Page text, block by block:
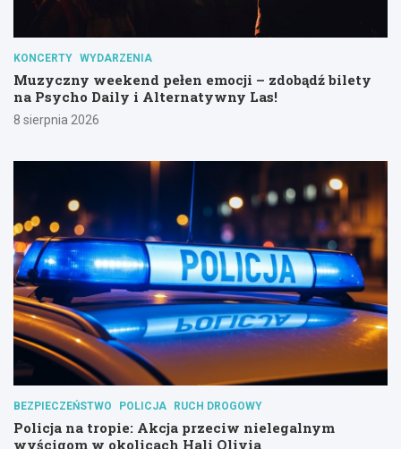
KONCERTY WYDARZENIA
Muzyczny weekend pełen emocji – zdobądź bilety
na Psycho Daily i Alternatywny Las!
8 sierpnia 2026
BEZPIECZEŃSTWO POLICJA RUCH DROGOWY
Policja na tropie: Akcja przeciw nielegalnym
wyścigom w okolicach Hali Olivia